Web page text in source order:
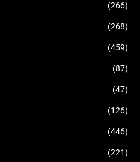
(266)
(268)
(459)
(87)
(47)
(126)
(446)
(221)